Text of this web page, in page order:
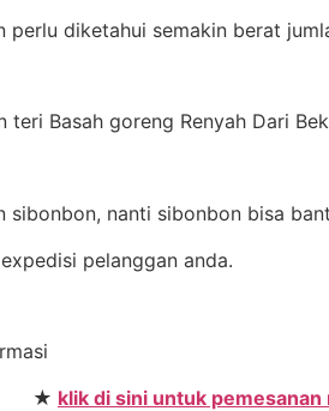
diketahui semakin berat
teri Basah goreng Renyah Dari
sibonbon, nanti sibonbon bisa
pelanggan anda.
★ klik di sini untuk pemesanan